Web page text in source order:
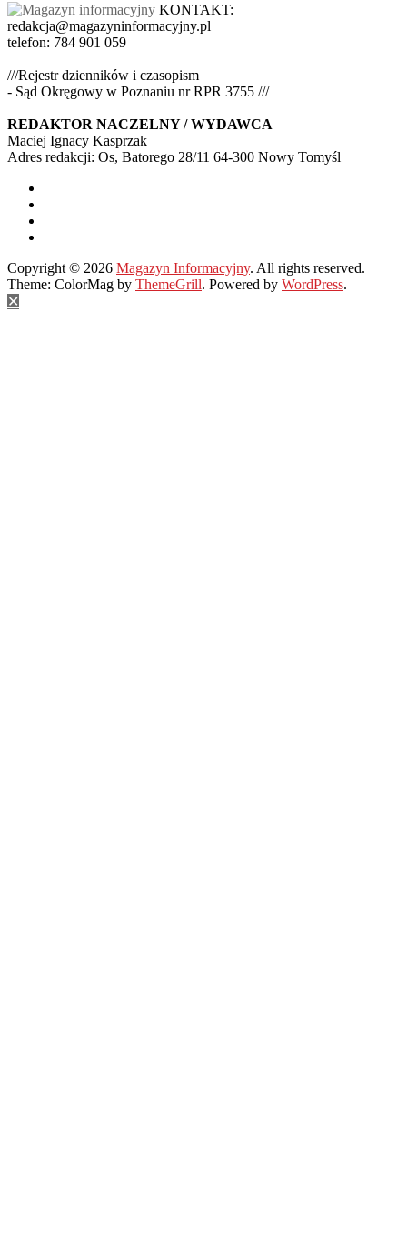
KONTAKT:
redakcja@magazyninformacyjny.pl
telefon: 784 901 059
///Rejestr dzienników i czasopism
- Sąd Okręgowy w Poznaniu nr RPR 3755 ///
REDAKTOR NACZELNY / WYDAWCA
Maciej Ignacy Kasprzak
Adres redakcji: Os, Batorego 28/11 64-300 Nowy Tomyśl
Copyright © 2026 Magazyn Informacyjny. All rights reserved.
Theme: ColorMag by ThemeGrill. Powered by WordPress.
✕